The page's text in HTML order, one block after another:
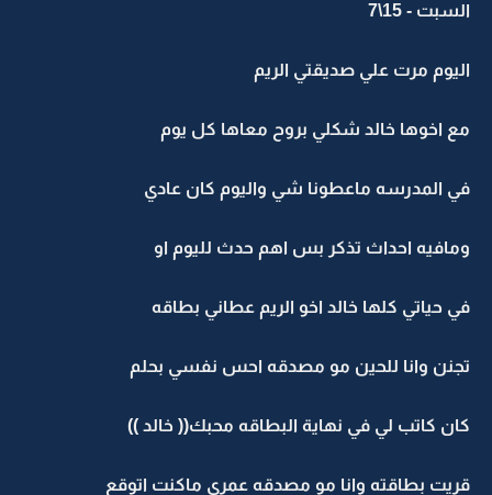
السبت - 15\7
اليوم مرت علي صديقتي الريم
مع اخوها خالد شكلي بروح معاها كل يوم
في المدرسه ماعطونا شي واليوم كان عادي
ومافيه احداث تذكر بس اهم حدث لليوم او
في حياتي كلها خالد اخو الريم عطاني بطاقه
تجنن وانا للحين مو مصدقه احس نفسي بحلم
كان كاتب لي في نهاية البطاقه محبك(( خالد ))
قريت بطاقته وانا مو مصدقه عمري ماكنت اتوقع